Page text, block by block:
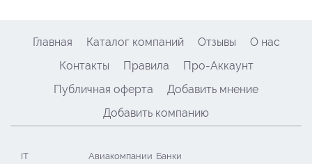
Главная Каталог компаний Отзывы
О нас
Контакты
Правила
Про-Аккаунт
Публичная оферта
Добавить мнение
Добавить компанию
IT Авиакомпании Банки